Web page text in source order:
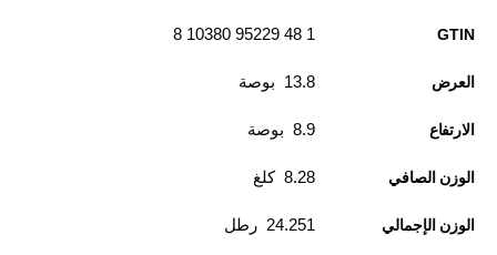
GTIN
1 48 95229 10380 8
العرض 13.8 بوصة
الارتفاع 8.9 بوصة
الوزن الصافي 8.28 كلغ
الوزن الإجمالي 24.251 رطل